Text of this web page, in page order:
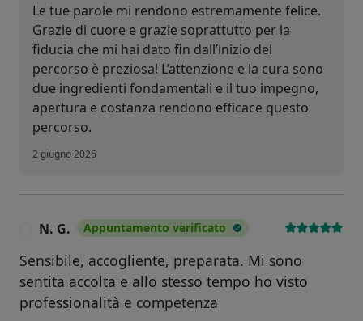
Le tue parole mi rendono estremamente felice.
Grazie di cuore e grazie soprattutto per la
fiducia che mi hai dato fin dall’inizio del
percorso è preziosa! L’attenzione e la cura sono
due ingredienti fondamentali e il tuo impegno,
apertura e costanza rendono efficace questo
percorso.
2 giugno 2026
N. G. Appuntamento verificato
Sensibile, accogliente, preparata. Mi sono
sentita accolta e allo stesso tempo ho visto
professionalità e competenza